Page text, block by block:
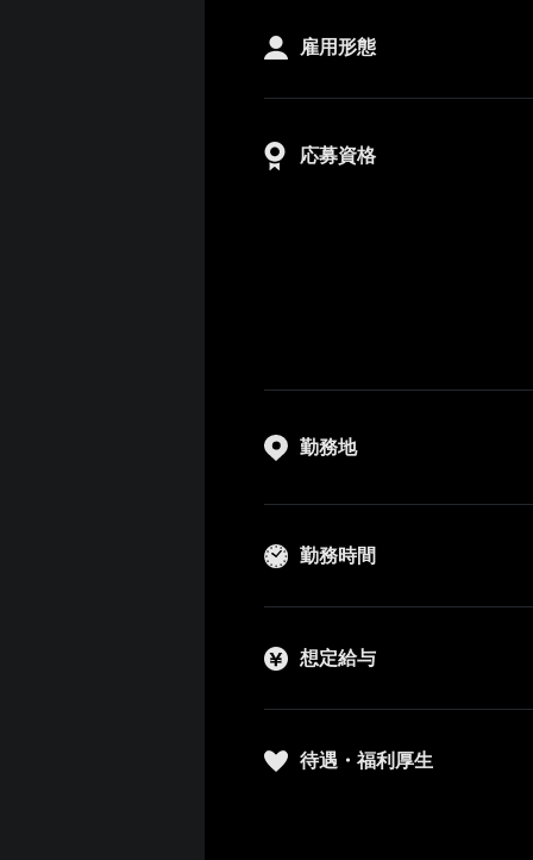
雇用形態
応募資格
勤務地
勤務時間
想定給与
待遇・福利厚生